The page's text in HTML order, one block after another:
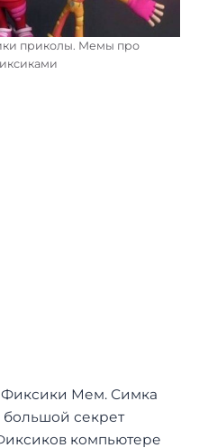
приколы. Мемы про